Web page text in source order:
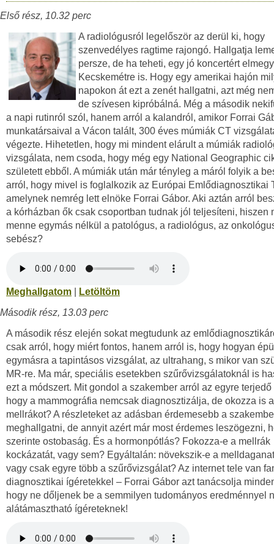
Első rész, 10.32 perc
A radiológusról legelőször az derül ki, hogy
szenvedélyes ragtime rajongó. Hallgatja
persze, de ha teheti, egy jó koncertért elmegy
Kecskemétre is. Hogy egy amerikai hajón
napokon át ezt a zenét hallgatni, azt még
de szívesen kipróbálná. Még a második
a napi rutinról szól, hanem arról a kalandról, amikor Forrai
munkatársaival a Vácon talált, 300 éves múmiák CT
végezte. Hihetetlen, hogy mi mindent elárult a múmiák
vizsgálata, nem csoda, hogy még egy National Geographic
született ebből. A múmiák után már tényleg a máról folyik a
arról, hogy mivel is foglalkozik az Európai Emlődiagnosztikai
amelynek nemrég lett elnöke Forrai Gábor. Aki aztán arról
a kórházban ők csak csoportban tudnak jól teljesíteni, hiszen
menne egymás nélkül a patológus, a radiológus, az
sebész?
Meghallgatom
Letöltöm
Második rész, 13.03 perc
A második rész elején sokat megtudunk az
csak arról, hogy miért fontos, hanem arról is, hogy hogyan
egymásra a tapintásos vizsgálat, az ultrahang, s mikor van
MR-re. Ma már, speciális esetekben szűrővizsgálatoknál is
ezt a módszert. Mit gondol a szakember arról az egyre
hogy a mammográfia nemcsak diagnosztizálja, de okozza is a
mellrákot? A részleteket az adásban érdemesebb a
meghallgatni, de annyit azért már most érdemes leszögezni,
szerinte ostobaság. És a hormonpótlás? Fokozza-e a mellrák
kockázatát, vagy sem? Egyáltalán: növekszik-e a
vagy csak egyre több a szűrővizsgálat? Az internet tele van
diagnosztikai ígéretekkel – Forrai Gábor azt tanácsolja
hogy ne dőljenek be a semmilyen tudományos eredménnyel
alátámasztható ígéreteknek!